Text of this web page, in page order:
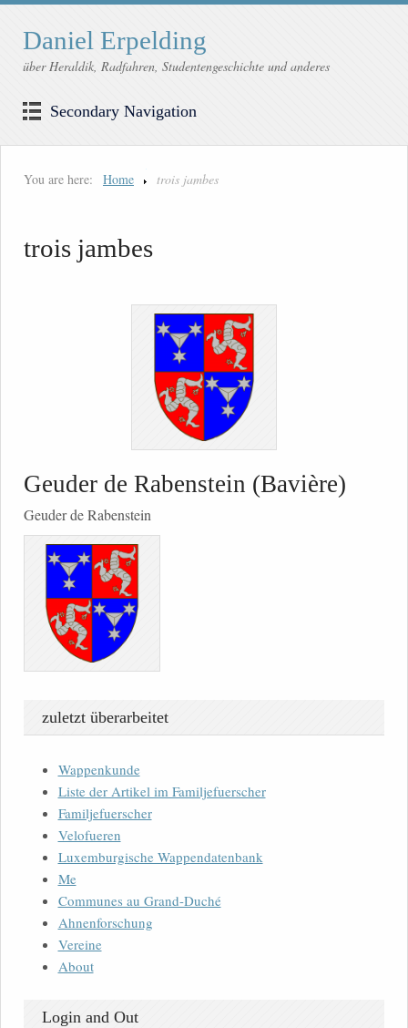
Daniel Erpelding
über Heraldik, Radfahren, Studentengeschichte und anderes
Secondary Navigation
You are here: Home trois jambes
trois jambes
Geuder de Rabenstein (Bavière)
Geuder de Rabenstein
zuletzt überarbeitet
Wappenkunde
Liste der Artikel im Familjefuerscher
Familjefuerscher
Velofueren
Luxemburgische Wappendatenbank
Me
Communes au Grand-Duché
Ahnenforschung
Vereine
About
Login and Out